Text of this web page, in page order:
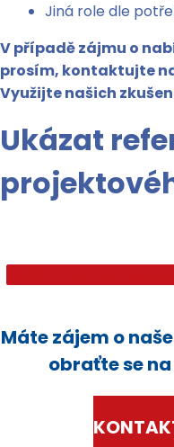
Jiná role dle
V případě zájmu o
prosím, kontaktujte
Využijte našich
Ukázat
Máte zájem o
obraťte se na